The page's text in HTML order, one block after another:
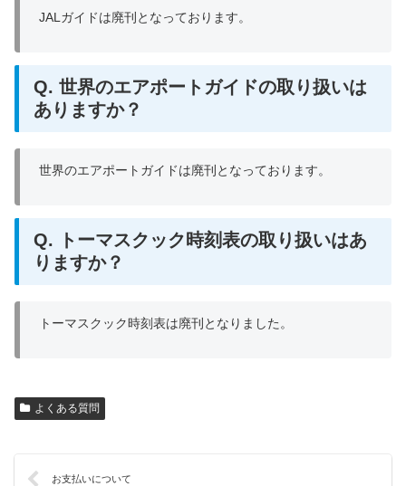
JALガイドは廃刊となっております。
Q. 世界のエアポートガイドの取り扱いは
ありますか？
世界のエアポートガイドは廃刊となっております。
Q. トーマスクック時刻表の取り扱いはあ
りますか？
トーマスクック時刻表は廃刊となりました。
よくある質問
お支払いについて